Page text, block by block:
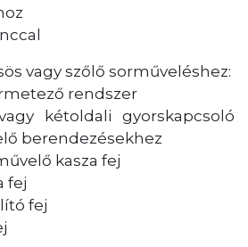
vagy szőlő sorműveléshez:
rendszer
kétoldali gyorskapcsoló
berendezésekhez
kasza fej
fej
fej